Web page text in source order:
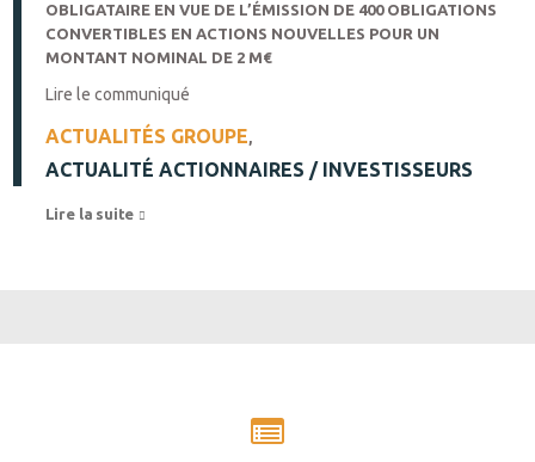
OBLIGATAIRE EN VUE DE L’ÉMISSION DE 400 OBLIGATIONS
CONVERTIBLES EN ACTIONS NOUVELLES POUR UN
MONTANT NOMINAL DE 2 M€
Lire le communiqué
ACTUALITÉS GROUPE,
ACTUALITÉ ACTIONNAIRES / INVESTISSEURS
Lire la suite